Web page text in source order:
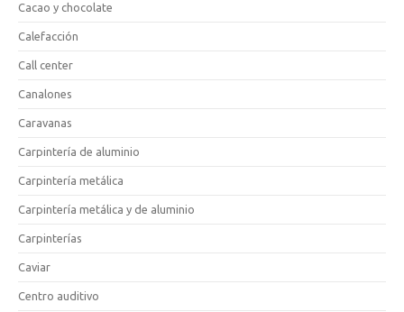
Cacao y chocolate
Calefacción
Call center
Canalones
Caravanas
Carpintería de aluminio
Carpintería metálica
Carpintería metálica y de aluminio
Carpinterías
Caviar
Centro auditivo